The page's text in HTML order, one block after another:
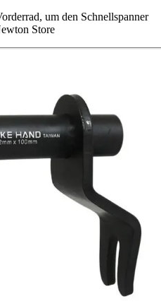
um den Schnellspanner
Store